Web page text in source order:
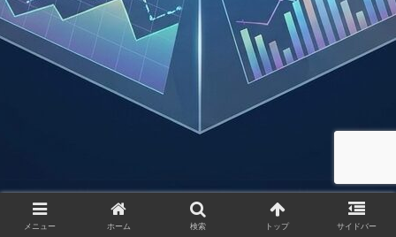
メニュー ホーム 検索 トップ サイドバー